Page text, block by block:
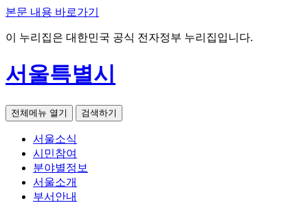
본문 내용 바로가기
이 누리집은 대한민국 공식 전자정부 누리집입니다.
서울특별시
전체메뉴 열기 검색하기
서울소식
시민참여
분야별정보
서울소개
부서안내